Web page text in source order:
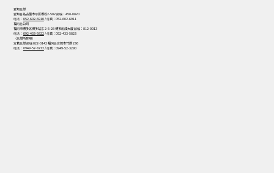
爱知总部
爱知县名古屋市绿区坂松2-502 邮编：458-0820
电话： 052-602-6910/ 传真：052-602-6911
福冈总公司
福冈市博多区博多站东 2-5-28 博多凯成大厦 邮编：812-0013
电话： 092-433-5822/ 传真：092-433-5823
（总部所在地）
宫若总部 邮编 822-0142 福冈县宫若市竹原 236
电话： 0949-52-3232/ 传真：0949-52-3290